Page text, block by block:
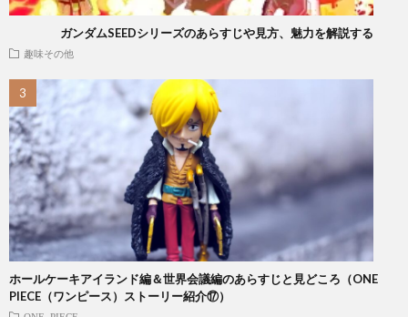
ガンダムSEEDシリーズのあらすじや見方、魅力を解説する
趣味その他
ホールケーキアイランド編＆世界会議編のあらすじと見どころ（ONE
PIECE（ワンピース）ストーリー紹介⑰）